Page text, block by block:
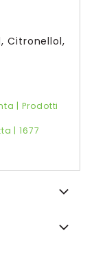
Citronellol,
| Prodotti
| 1677